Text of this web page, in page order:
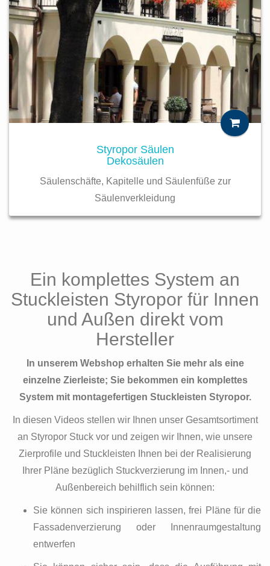
Styropor Säulen
Dekosäulen
Säulenschäfte, Kapitelle und Säulenfüße zur
Säulenverkleidung
Ein komplettes System an
Stuckleisten Styropor für Innen
und Außen direkt vom
Hersteller
In unserem Webshop erhalten Sie mehr als eine
einzelne Zierleiste; Sie bekommen ein komplettes
System mit montagefertigen Stuckleisten Styropor.
In diesen Videos stellen wir Ihnen unser Gesamtsortiment
an Styropor Stuck vor und zeigen wir Ihnen, wie unsere
Zierprofile und Stuckleisten Ihnen bei der Realisierung
Ihrer Pläne bezüglich Stuckverzierung im Innen,- und
Außenbereich behilflich sein können:
Sie können sich inspirieren lassen, frei Pläne für die
Fassadenverzierung oder Innenraumgestaltung
entwerfen